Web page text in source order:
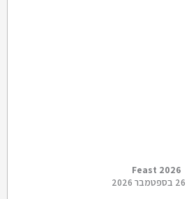
Feast 2026
26 בספטמבר 2026